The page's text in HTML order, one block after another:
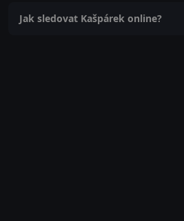
Jak sledovat Kašpárek online?